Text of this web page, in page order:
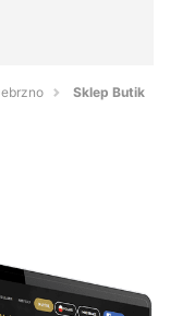
Sklep Butik